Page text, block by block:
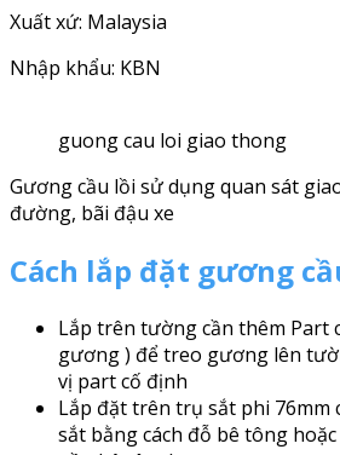
Xuất xứ: Malaysia
Nhập khẩu: KBN
guong cau loi giao thong
Gương cầu lồi sử dụng quan sát
đường, bãi đậu xe
Cách lắp đặt gương
Lắp trên tường cần thêm Part
gương ) để treo gương lên
vị part cố định
Lắp đặt trên trụ sắt phi 76mm
sắt bằng cách đỗ bê tông